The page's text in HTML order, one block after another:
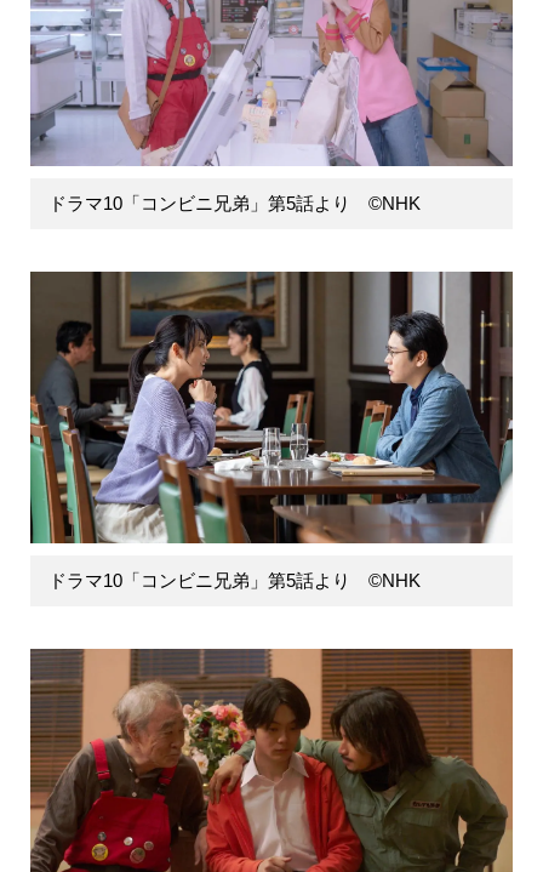
ドラマ10「コンビニ兄弟」第5話より ©NHK
ドラマ10「コンビニ兄弟」第5話より ©NHK